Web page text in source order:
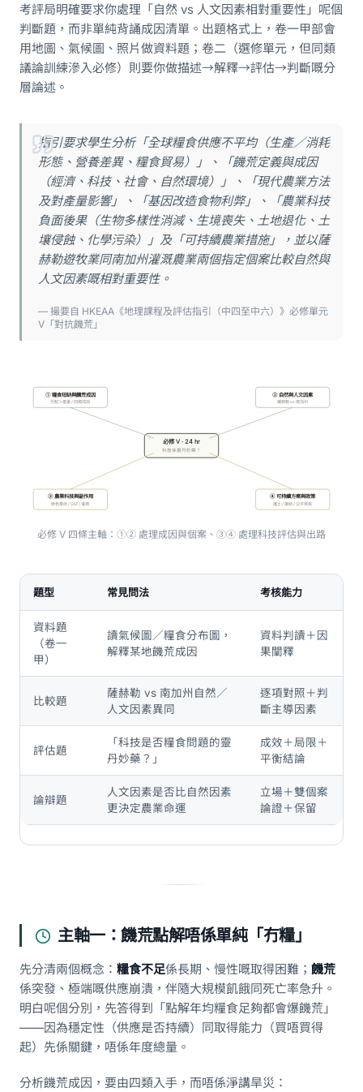
考評局明確要求你處理「自然 vs 人文因素相對重要性」呢個
判斷題，而非單純背誦成因清單。出題格式上，卷一甲部會
用地圖、氣候圖、照片做資料題；卷二（選修單元，但同類
議論訓練滲入必修）則要你做描述→解釋→評估→判斷嘅分
層論述。
指引要求學生分析「全球糧食供應不平均（生產／消耗
形態、營養差異、糧食貿易）」、「饑荒定義與成因
（經濟、科技、社會、自然環境）」、「現代農業方法
及對產量影響」、「基因改造食物利弊」、「農業科技
負面後果（生物多樣性消減、生境喪失、土地退化、土
壤侵蝕、化學污染）」及「可持續農業措施」，並以薩
赫勒遊牧業同南加州灌溉農業兩個指定個案比較自然與
人文因素嘅相對重要性。
— 撮要自 HKEAA《地理課程及評估指引（中四至中六）》必修單元
V「對抗饑荒」
必修 V · 24 hr
科技係靈丹妙藥？
① 糧食短缺與饑荒成因
分配＞產量 / 四類成因
② 自然與人文因素
薩赫勒 vs 南加州
③ 農業科技與副作用
綠色革命 / GM / 灌溉
④ 可持續方案與政策
護土 / 援助 / 公平貿易
必修 V 四條主軸：①② 處理成因與個案、③④ 處理科技評估與出路
題型 常見問法 考核能力
資料題
（卷一
甲）
讀氣候圖／糧食分布圖，
解釋某地饑荒成因
資料判讀＋因
果闡釋
比較題
薩赫勒 vs 南加州自然／
人文因素異同
逐項對照＋判
斷主導因素
評估題
「科技是否糧食問題的靈
丹妙藥？」
成效＋局限＋
平衡結論
論辯題
人文因素是否比自然因素
更決定農業命運
立場＋雙個案
論證＋保留
主軸一：饑荒點解唔係單純「冇糧」
先分清兩個概念： 糧食不足係長期、慢性嘅取得困難； 饑荒
係突發、極端嘅供應崩潰，伴隨大規模飢餓同死亡率急升。
明白呢個分別，先答得到「點解年均糧食足夠都會爆饑荒」
——因為穩定性（供應是否持續）同取得能力（買唔買得
起）先係關鍵，唔係年度總量。
分析饑荒成因，要由四類入手，而唔係淨講旱災：